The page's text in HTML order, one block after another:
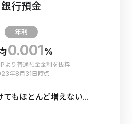
銀行預金
年利
0.001 %
より普通預金金利を抜粋
年8月31日時点
もほとんど増えない...